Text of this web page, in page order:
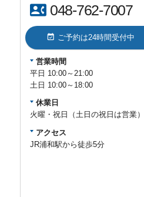
contact_phone 048-762-7007
event_available ご予約は24時間受付中
営業時間
平日 10:00～21:00
土日 10:00～18:00
休業日
火曜・祝日（土日の祝日は営業）
アクセス
JR浦和駅から徒歩5分